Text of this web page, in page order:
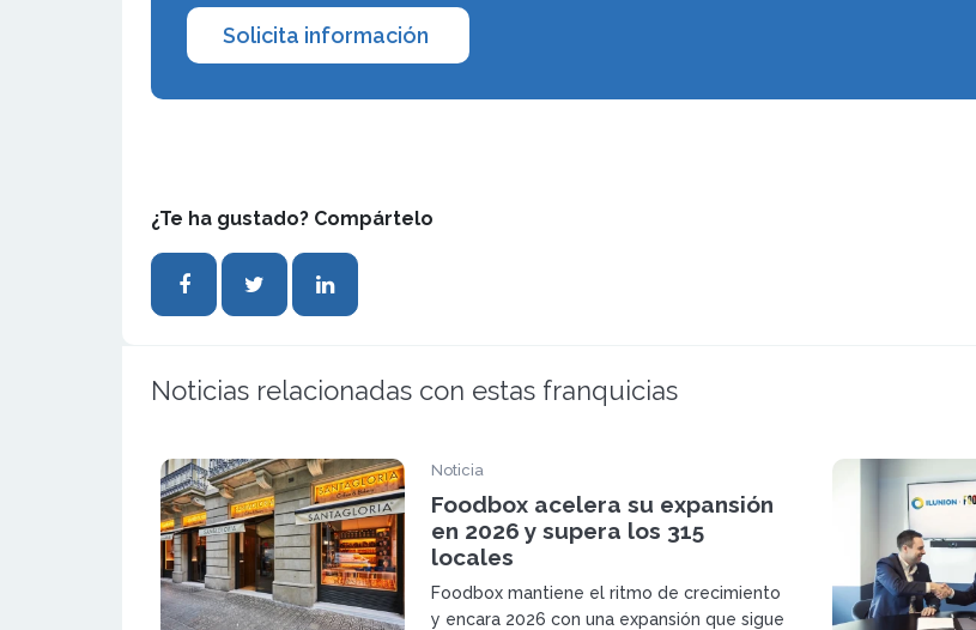
Solicita información
¿Te ha gustado? Compártelo
Noticias relacionadas con estas franquicias
Noticia
Foodbox acelera su expansión
en 2026 y supera los 315
locales
Foodbox mantiene el ritmo de crecimiento
y encara 2026 con una expansión que sigue